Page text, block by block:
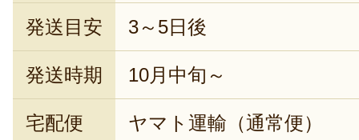
発送目安 3～5日後
発送時期 10月中旬～
宅配便 ヤマト運輸（通常便）